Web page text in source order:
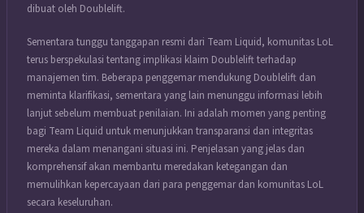
dibuat oleh Doublelift.
Sementara tunggu tanggapan resmi dari Team Liquid, komunitas LoL
terus berspekulasi tentang implikasi klaim Doublelift terhadap
manajemen tim. Beberapa penggemar mendukung Doublelift dan
meminta klarifikasi, sementara yang lain menunggu informasi lebih
lanjut sebelum membuat penilaian. Ini adalah momen yang penting
bagi Team Liquid untuk menunjukkan transparansi dan integritas
mereka dalam menangani situasi ini. Penjelasan yang jelas dan
komprehensif akan membantu meredakan ketegangan dan
memulihkan kepercayaan dari para penggemar dan komunitas LoL
secara keseluruhan.